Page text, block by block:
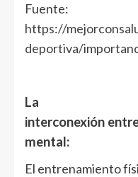
Fuente:
https://
deportiva/
La
interconexión
mental:
El entrenamiento